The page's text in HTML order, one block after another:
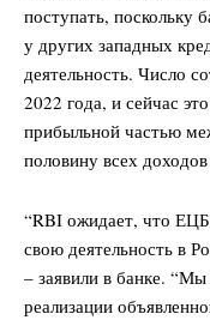
поступать, поскольку
у других западных
деятельность. Число
2022 года, и сейчас
прибыльной частью
половину всех
“RBI ожидает, что
свою деятельность в
– заявили в банке.
реализации